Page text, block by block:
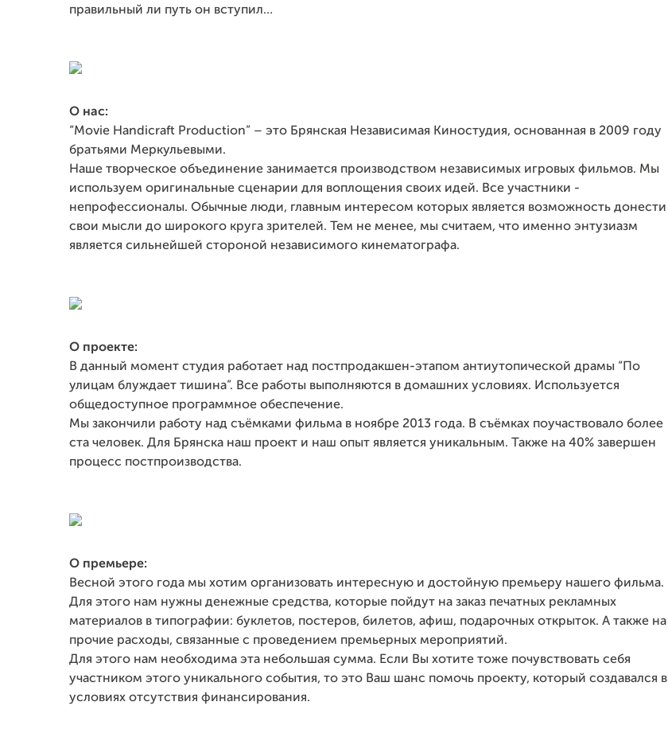
правильный ли путь он вступил…
О нас:
“Movie Handicraft Production” – это Брянская Независимая Киностудия, основанная в 2009 году
братьями Меркульевыми.
Наше творческое объединение занимается производством независимых игровых фильмов. Мы
используем оригинальные сценарии для воплощения своих идей. Все участники -
непрофессионалы. Обычные люди, главным интересом которых является возможность донести
свои мысли до широкого круга зрителей. Тем не менее, мы считаем, что именно энтузиазм
является сильнейшей стороной независимого кинематографа.
О проекте:
В данный момент студия работает над постпродакшен-этапом антиутопической драмы “По
улицам блуждает тишина”. Все работы выполняются в домашних условиях. Используется
общедоступное программное обеспечение.
Мы закончили работу над съёмками фильма в ноябре 2013 года. В съёмках поучаствовало более
ста человек. Для Брянска наш проект и наш опыт является уникальным. Также на 40% завершен
процесс постпроизводства.
О премьере:
Весной этого года мы хотим организовать интересную и достойную премьеру нашего фильма.
Для этого нам нужны денежные средства, которые пойдут на заказ печатных рекламных
материалов в типографии: буклетов, постеров, билетов, афиш, подарочных открыток. А также на
прочие расходы, связанные с проведением премьерных мероприятий.
Для этого нам необходима эта небольшая сумма. Если Вы хотите тоже почувствовать себя
участником этого уникального события, то это Ваш шанс помочь проекту, который создавался в
условиях отсутствия финансирования.